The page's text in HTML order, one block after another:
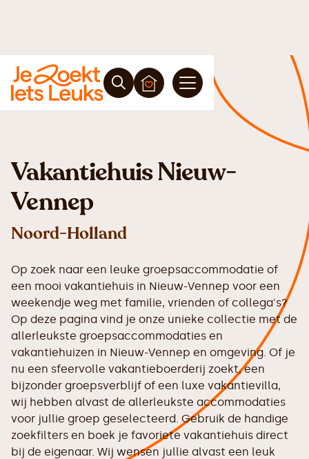
Vakantiehuis Nieuw-
Vennep
Noord-Holland
Op zoek naar een leuke groepsaccommodatie of
een mooi vakantiehuis in Nieuw-Vennep voor een
weekendje weg met familie, vrienden of collega's?
Op deze pagina vind je onze unieke collectie met de
allerleukste groepsaccommodaties en
vakantiehuizen in Nieuw-Vennep en omgeving. Of je
nu een sfeervolle vakantieboerderij zoekt, een
bijzonder groepsverblijf of een luxe vakantievilla,
wij hebben alvast de allerleukste accommodaties
voor jullie groep geselecteerd. Gebruik de handige
zoekfilters en boek je favoriete vakantiehuis direct
bij de eigenaar. Wij wensen jullie alvast een leuk